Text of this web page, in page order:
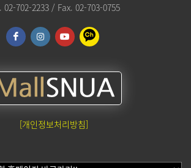
02-702-2233 / Fax. 02-703-0755
[개인정보처리방침]